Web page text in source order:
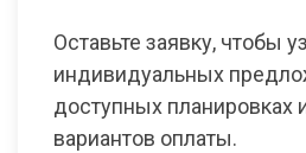
Оставьте заявку, чтобы
индивидуальных
доступных планировках
вариантов оплаты.